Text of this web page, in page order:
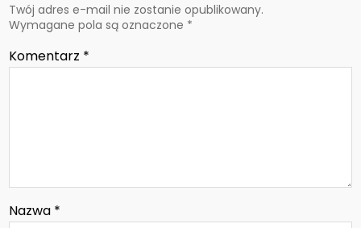
Twój adres e-mail nie zostanie opublikowany.
Wymagane pola są oznaczone *
Komentarz *
Nazwa *